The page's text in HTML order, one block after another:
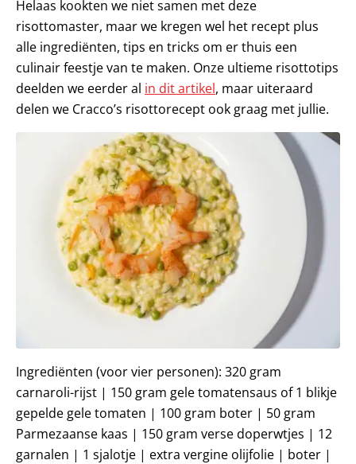
Helaas kookten we niet samen met deze
risottomaster, maar we kregen wel het recept plus
alle ingrediënten, tips en tricks om er thuis een
culinair feestje van te maken. Onze ultieme risottotips
deelden we eerder al in dit artikel, maar uiteraard
delen we Cracco’s risottorecept ook graag met jullie.
Ingrediënten (voor vier personen): 320 gram
carnaroli-rijst | 150 gram gele tomatensaus of 1 blikje
gepelde gele tomaten | 100 gram boter | 50 gram
Parmezaanse kaas | 150 gram verse doperwtjes | 12
garnalen | 1 sjalotje | extra vergine olijfolie | boter |